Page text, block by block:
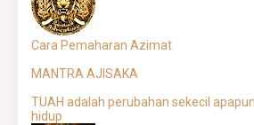
Cara Pemaharan Azimat
MANTRA AJISAKA
TUAH adalah perubahan sekecil
hidup